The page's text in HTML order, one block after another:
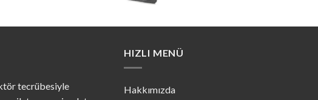
tecrübesiyle
HIZLI MENÜ
Hakkımızda